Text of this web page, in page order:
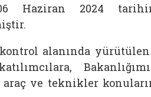
Haziran 2024
alanında
ve teknikler